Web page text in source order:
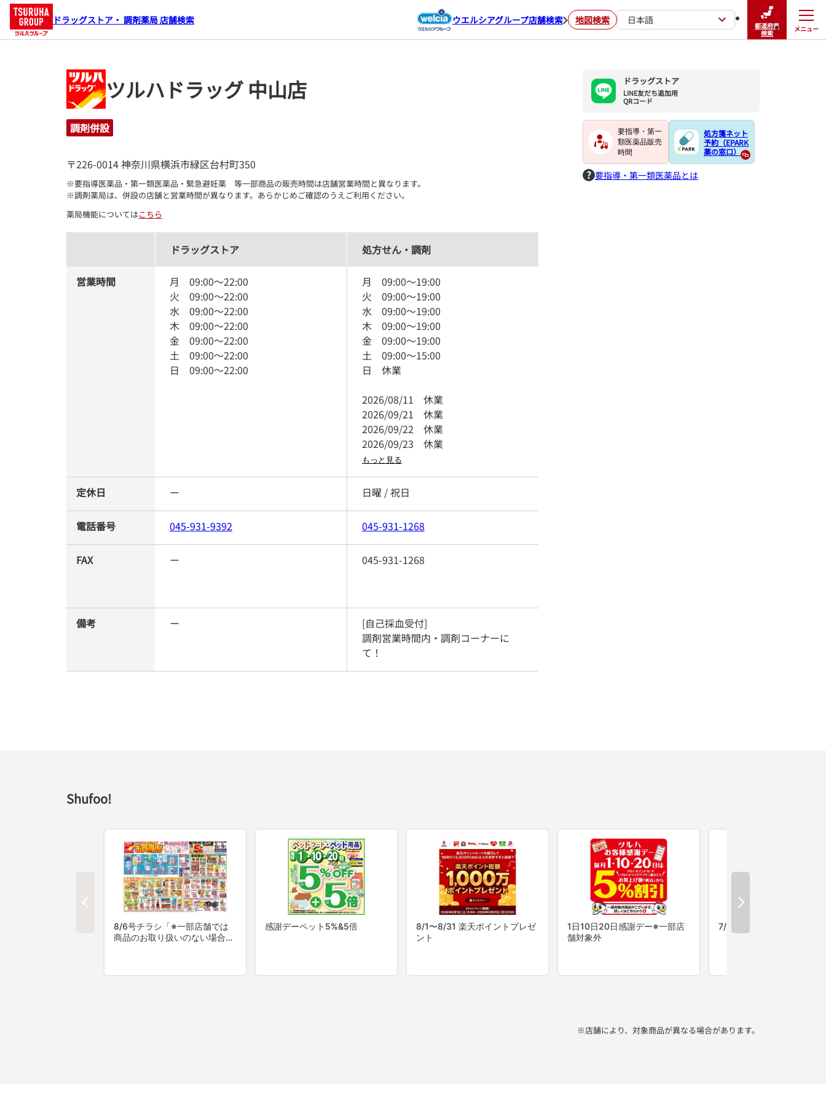
ドラッグストア・ 調剤薬局 店舗検索 ウエルシアグループ店舗検索 地図検索 日本語
都道府県
検索
メニュー
閉じる
ツルハドラッグ 中山店
調剤併設
〒226-0014 神奈川県横浜市緑区台村町350
※要指導医薬品・第一類医薬品・緊急避妊薬　等一部商品の販売時間は店舗営業時間と異なります。
※調剤薬局は、併設の店舗と営業時間が異なります。あらかじめご確認のうえご利用ください。
薬局機能についてはこちら
ドラッグストア
LINE友だち追加用
QRコード
要指導・第一
類医薬品販売
時間
処方箋ネット
予約（EPARK
薬の窓口）
要指導・第一類医薬品とは
Shufoo!
※店舗により、対象商品が異なる場合があります。
ドラッグストア 処方せん・調剤
営業時間 月 09:00～22:00
火 09:00～22:00
水 09:00～22:00
木 09:00～22:00
金 09:00～22:00
土 09:00～22:00
日 09:00～22:00
月 09:00～19:00
火 09:00～19:00
水 09:00～19:00
木 09:00～19:00
金 09:00～19:00
土 09:00～15:00
日 休業
2026/08/11 休業
2026/09/21 休業
2026/09/22 休業
2026/09/23 休業
もっと見る
定休日 ー 日曜 / 祝日
電話番号 045-931-9392 045-931-1268
FAX ー 045-931-1268
備考 ー
[自己採血受付]
調剤営業時間内・調剤コーナーに
て！